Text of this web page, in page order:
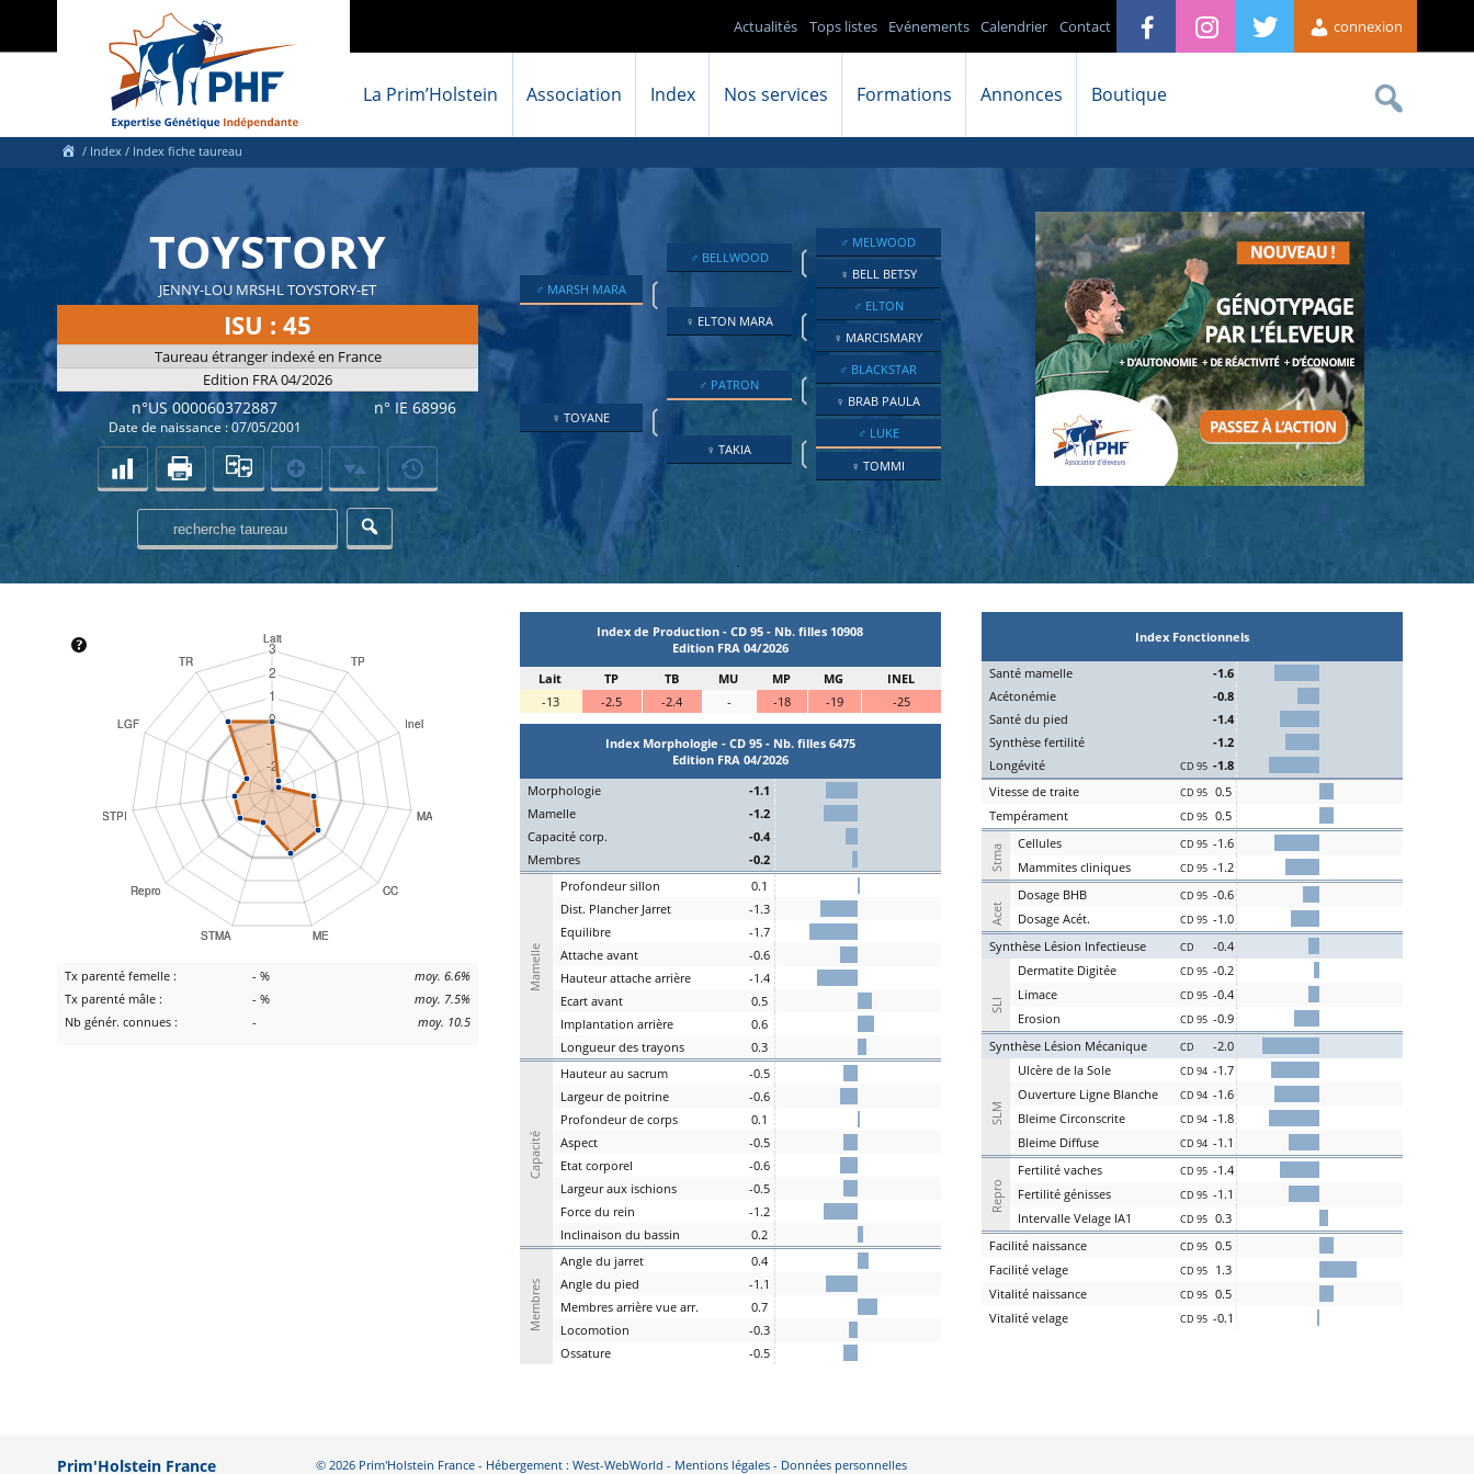
connexion
Contact
Calendrier
Evénements
Tops listes
Actualités
La Prim’Holstein Association Index Nos services Formations Annonces Boutique
/ Index / Index fiche taureau
TOYSTORY
JENNY-LOU MRSHL TOYSTORY-ET
ISU : 45
Taureau étranger indexé en France
Edition FRA 04/2026
n°US 000060372887 n° IE 68996
Date de naissance : 07/05/2001
♂ MARSH MARA ❲
♂ BELLWOOD ❲
♂ MELWOOD
♀ BELL BETSY
♀ ELTON MARA ❲
♂ ELTON
♀ MARCISMARY
♀ TOYANE ❲
♂ PATRON ❲
♂ BLACKSTAR
♀ BRAB PAULA
♀ TAKIA ❲
♂ LUKE
♀ TOMMI
.
Tx parenté femelle : - %
moy. 6.6%
Tx parenté mâle :
- %
moy. 7.5%
Nb génér. connues :
- moy. 10.5
Index de Production - CD 95 - Nb. filles 10908
Edition FRA 04/2026
Lait
TP TB MU MP MG
INEL
-13
-2.5 -2.4 - -18 -19 -25
Index Morphologie - CD 95 - Nb. filles 6475
Edition FRA 04/2026
Morphologie
-1.1
Mamelle
-1.2
Capacité corp.
-0.4
Membres -0.2
Mamelle
Profondeursillon
0.1
Dist. Plancher Jarret
-1.3
Equilibre
-1.7
Attache avant
-0.6
Hauteurattache arrière
-1.4
Ecart avant
0.5
Implantation arrière
0.6
Longueur des trayons 0.3
Capacité
Hauteur au sacrum
-0.5
Largeur de poitrine
-0.6
Profondeur de corps
0.1
Aspect
-0.5
Etat corporel
-0.6
Largeur aux ischions
-0.5
Force du rein
-1.2
Inclinaison du bassin 0.2
Membres
Angle du jarret
0.4
Angle du pied
-1.1
Membres arrière vue arr.
0.7
Locomotion
-0.3
Ossature -0.5
Index Fonctionnels
Santé mamelle
-1.6
Acétonémie
-0.8
Santé du pied
-1.4
Synthèsefertilité
-1.2
Longévité CD 95 -1.8
Vitesse detraite CD 95 0.5
Tempérament CD 95 0.5
Stma Cellules CD 95 -1.6
Mammitescliniques CD 95 -1.2
Acet
Dosage BHB CD 95 -0.6
DosageAcét. CD 95 -1.0
Synthèse Lésion Infectieuse CD -0.4
SLI
Dermatite Digitée CD 95 -0.2
Limace CD 95 -0.4
Erosion CD 95 -0.9
Synthèse Lésion Mécanique CD -2.0
SLM
Ulcère de laSole CD 94 -1.7
Ouverture Ligne Blanche CD 94 -1.6
BleimeCirconscrite CD 94 -1.8
Bleime Diffuse CD 94 -1.1
Repro
Fertilitévaches CD 95 -1.4
Fertilitégénisses CD 95 -1.1
IntervalleVelage IA1 CD 95 0.3
Facilité naissance CD 95 0.5
Facilitévelage CD 95
1.3
Vitalité naissance CD 95 0.5
Vitalitévelage CD 95 -0.1
Prim'Holstein France © 2026 Prim'Holstein France - Hébergement : West-WebWorld - Mentions légales- Données personnelles